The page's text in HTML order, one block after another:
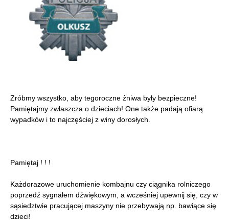
Zróbmy wszystko, aby tegoroczne żniwa były bezpieczne!
Pamiętajmy zwłaszcza o dzieciach! One także padają ofiarą
wypadków i to najczęściej z winy dorosłych.
Pamiętaj ! ! !
Każdorazowe uruchomienie kombajnu czy ciągnika rolniczego
poprzedź sygnałem dźwiękowym, a wcześniej upewnij się, czy w
sąsiedztwie pracującej maszyny nie przebywają np. bawiące się
dzieci!